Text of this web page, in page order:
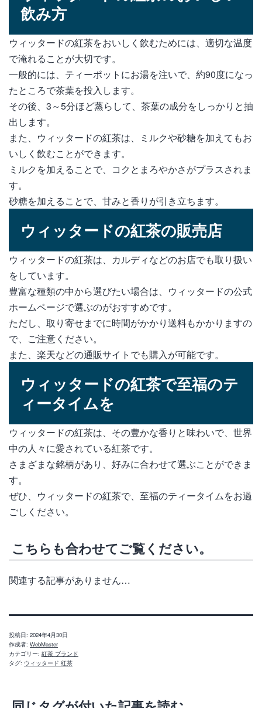
飲み方
ウィッタードの紅茶をおいしく飲むためには、適切な温度
で淹れることが大切です。
一般的には、ティーポットにお湯を注いで、約90度になっ
たところで茶葉を投入します。
その後、3～5分ほど蒸らして、茶葉の成分をしっかりと抽
出します。
また、ウィッタードの紅茶は、ミルクや砂糖を加えてもお
いしく飲むことができます。
ミルクを加えることで、コクとまろやかさがプラスされま
す。
砂糖を加えることで、甘みと香りが引き立ちます。
ウィッタードの紅茶の販売店
ウィッタードの紅茶は、カルディなどのお店でも取り扱い
をしています。
豊富な種類の中から選びたい場合は、ウィッタードの公式
ホームページで選ぶのがおすすめです。
ただし、取り寄せまでに時間がかかり送料もかかりますの
で、ご注意ください。
また、楽天などの通販サイトでも購入が可能です。
ウィッタードの紅茶で至福のテ
ィータイムを
ウィッタードの紅茶は、その豊かな香りと味わいで、世界
中の人々に愛されている紅茶です。
さまざまな銘柄があり、好みに合わせて選ぶことができま
す。
ぜひ、ウィッタードの紅茶で、至福のティータイムをお過
ごしください。
こちらも合わせてご覧ください。
関連する記事がありません…
投稿日: 2024年4月30日
作成者: WebMaster
カテゴリー: 紅茶 ブランド
タグ: ウィッタード 紅茶